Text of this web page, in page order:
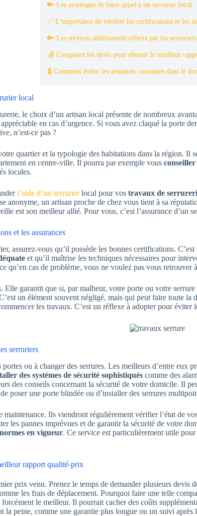
🔑 Les avantages de faire appel à un serrurier local
✅ L'importance de vérifier les certifications et les
🔑 Les services additionnels offerts par les serruriers
💰 Comparez les devis pour obtenir le meilleur
🔒 Comment éviter les arnaques courantes dans le
local
le choix d’un artisan local présente de nombreux
en cas d’urgence. Si vous avez claqué la porte
n’est-ce pas ?
quartier et la typologie des habitations dans la région. Il
en centre-ville. Il pourra par exemple vous
locales.
l’aide d’un serrurierlocal pour vos travaux de
anonyme, un artisan proche de chez vous tient à sa
est son meilleur allié. Pour vous, c’est l’assurance d’un
et les assurances
assurez-vous qu’il possède les bonnes certifications.
et qu’il maîtrise les techniques nécessaires pour
qu’en cas de problème, vous ne voulez pas vous
Elle garantit que si, par malheur, votre porte ou votre
un élément souvent négligé, mais qui peut faire toute
les travaux. C’est un réflexe à adopter pour éviter
serruriers
ou à changer des serrures. Les meilleurs d’entre eux
des systèmes de sécurité sophistiqués comme des
des conseils concernant la sécurité de votre domicile. Il
poser une porte blindée ou d’installer des serrures
Ils viendront régulièrement vérifier l’état de
les pannes imprévues et de garantir la sécurité de votre
en vigueur. Ce service est particulièrement utile
rapport qualité-prix
prix venu. Prenez le temps de demander plusieurs devis
les frais de déplacement. Pourquoi faire une telle
le meilleur. Il pourrait cacher des coûts
la peine, comme une garantie plus longue ou un suivi après